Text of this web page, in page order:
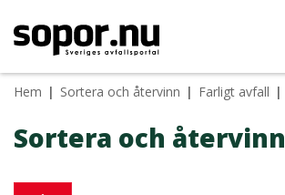
Hem | Sortera och återvinn | Farligt avfall |
Sortera och återvinn